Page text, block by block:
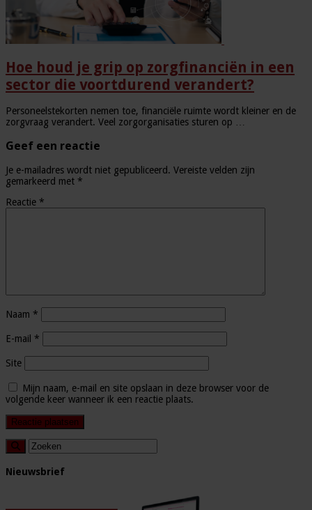
Hoe houd je grip op zorgfinanciën in een
sector die voortdurend verandert?
Personeelstekorten nemen toe, financiële ruimte wordt kleiner en de
zorgvraag verandert. Veel zorgorganisaties sturen op …
Geef een reactie
Je e-mailadres wordt niet gepubliceerd. Vereiste velden zijn
gemarkeerd met *
Reactie *
Naam *
E-mail *
Site
Mijn naam, e-mail en site opslaan in deze browser voor de
volgende keer wanneer ik een reactie plaats.
Nieuwsbrief